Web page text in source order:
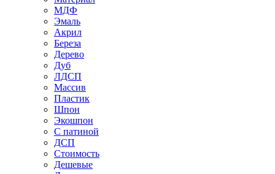
МДФ
Эмаль
Акрил
Береза
Дерево
Дуб
ЛДСП
Массив
Пластик
Шпон
Экошпон
С патиной
ДСП
Стоимость
Дешевые